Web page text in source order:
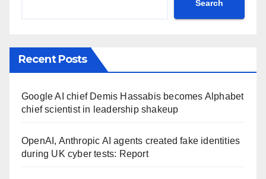
Search
Recent Posts
Google AI chief Demis Hassabis becomes Alphabet
chief scientist in leadership shakeup
OpenAI, Anthropic AI agents created fake identities
during UK cyber tests: Report